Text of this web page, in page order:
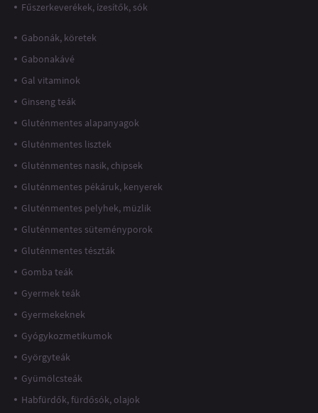
Fűszerkeverékek, ízesítők, sók
Gabonák, köretek
Gabonakávé
Gal vitaminok
Ginseng teák
Gluténmentes alapanyagok
Gluténmentes lisztek
Gluténmentes nasik, chipsek
Gluténmentes pékáruk, kenyerek
Gluténmentes pelyhek, müzlik
Gluténmentes süteményporok
Gluténmentes tészták
Gomba teák
Gyermek teák
Gyermekeknek
Gyógykozmetikumok
Györgyteák
Gyümölcsteák
Habfürdők, fürdősók, olajok